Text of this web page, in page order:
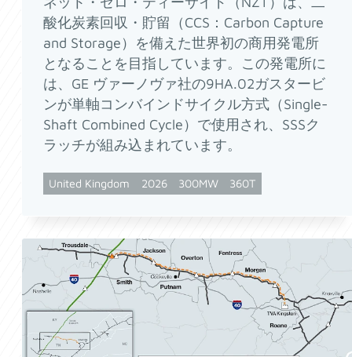
酸化炭素回収・貯留（CCS：Carbon Capture
and Storage）を備えた世界初の商用発電所
となることを目指しています。この発電所に
は、GE ヴァーノヴァ社の9HA.02ガスタービ
ンが単軸コンバインドサイクル方式（Single-
Shaft Combined Cycle）で使用され、SSSク
ラッチが組み込まれています。
United Kingdom 2026 300MW 360T